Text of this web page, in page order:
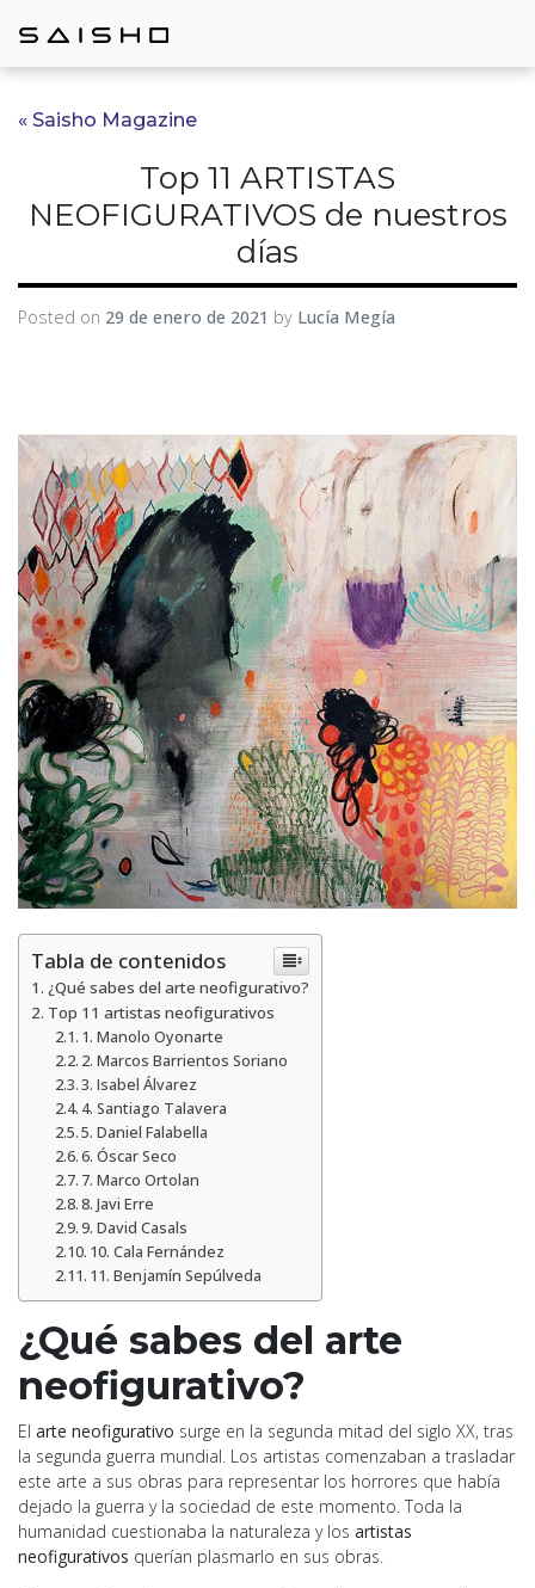
« Saisho Magazine
Top 11 ARTISTAS
NEOFIGURATIVOS de nuestros
días
Posted on 29 de enero de 2021 by Lucía Megía
Tabla de contenidos
¿Qué sabes del arte neofigurativo?
Top 11 artistas neofigurativos
1. Manolo Oyonarte
2. Marcos Barrientos Soriano
3. Isabel Álvarez
4. Santiago Talavera
5. Daniel Falabella
6. Óscar Seco
7. Marco Ortolan
8. Javi Erre
9. David Casals
10. Cala Fernández
11. Benjamín Sepúlveda
¿Qué sabes del arte
neofigurativo?
El arte neofigurativo surge en la segunda mitad del siglo XX, tras
la segunda guerra mundial. Los artistas comenzaban a trasladar
este arte a sus obras para representar los horrores que había
dejado la guerra y la sociedad de este momento. Toda la
humanidad cuestionaba la naturaleza y los artistas
neofigurativos querían plasmarlo en sus obras.